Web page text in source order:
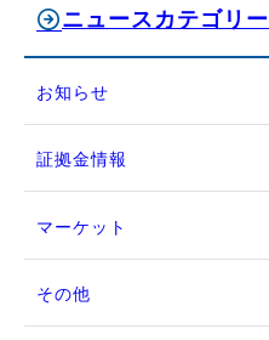
ニュースカテゴリー
お知らせ
証拠金情報
マーケット
その他